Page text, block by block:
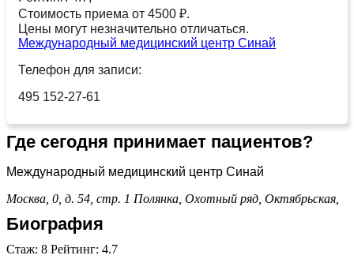
Стоимость приема от 4500 ₽.
Цены могут незначительно отличаться.
Международный медицинский центр Синай
Телефон для записи:
495 152-27-61
Где сегодня принимает пациентов?
Международный медицинский центр Синай
Москва, 0, д. 54, стр. 1 Полянка, Охотный ряд, Октябрьская,
Биография
Стаж: 8 Рейтинг: 4.7